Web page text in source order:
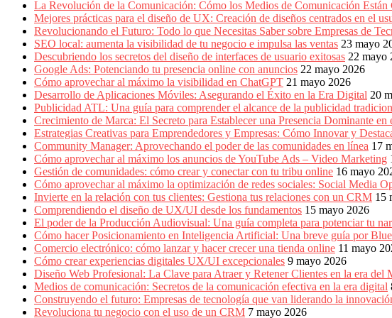
Producción
Gráfica
Colombia.
La Revolución de la Comunicación: Cómo los Medios de Comunicación
Mejores prácticas para el diseño de UX: Creación de diseños centrados en el
Revolucionando el Futuro: Todo lo que Necesitas Saber sobre Empresas de
SEO local: aumenta la visibilidad de tu negocio e impulsa las ventas 23 mayo
Descubriendo los secretos del diseño de interfaces de usuario exitosas 22 mayo
Google Ads: Potenciando tu presencia online con anuncios 22 mayo 2026
Cómo aprovechar al máximo la visibilidad en ChatGPT 21 mayo 2026
Desarrollo de Aplicaciones Móviles: Asegurando el Éxito en la Era Digital 20
Publicidad ATL: Una guía para comprender el alcance de la publicidad
Crecimiento de Marca: El Secreto para Establecer una Presencia Dominante en
Estrategias Creativas para Emprendedores y Empresas: Cómo Innovar y
Community Manager: Aprovechando el poder de las comunidades en línea 17
Cómo aprovechar al máximo los anuncios de YouTube Ads – Video Marketing
Gestión de comunidades: cómo crear y conectar con tu tribu online 16 mayo
Cómo aprovechar al máximo la optimización de redes sociales: Social Media
Invierte en la relación con tus clientes: Gestiona tus relaciones con un CRM 15
Comprendiendo el diseño de UX/UI desde los fundamentos 15 mayo 2026
El poder de la Producción Audiovisual: Una guía completa para potenciar tu
Cómo hacer Posicionamiento en Inteligencia Artificial: Una breve guía por
Comercio electrónico: cómo lanzar y hacer crecer una tienda online 11 mayo
Cómo crear experiencias digitales UX/UI excepcionales 9 mayo 2026
Diseño Web Profesional: La Clave para Atraer y Retener Clientes en la era del
Medios de comunicación: Secretos de la comunicación efectiva en la era digital
Construyendo el futuro: Empresas de tecnología que van liderando la
Revoluciona tu negocio con el uso de un CRM 7 mayo 2026